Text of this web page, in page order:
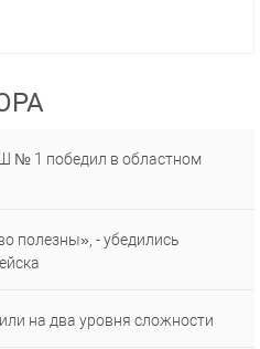
№ 1 победил в областном
полезны», - убедились
на два уровня сложности